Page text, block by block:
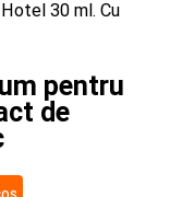
pentru
de